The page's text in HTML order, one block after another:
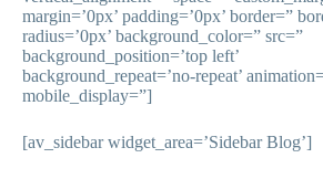
margin=’0px’ padding=’0px’ border=”
radius=’0px’ background_color=” src=”
background_position=’top left’
background_repeat=’no-repeat’
mobile_display=”]
[av_sidebar widget_area=’Sidebar Blog’]